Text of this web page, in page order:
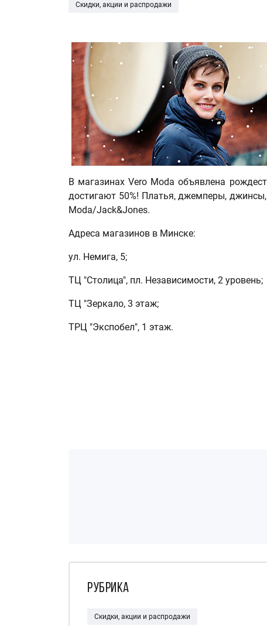
Скидки, акции и распродажи
В магазинах Vero Moda объявлена
достигают 50%! Платья, джемперы,
Moda/Jack&Jones.
Адреса магазинов в Минске:
ул. Немига, 5;
ТЦ "Столица", пл. Независимости, 2 уровень;
ТЦ "Зеркало, 3 этаж;
ТРЦ "Экспобел", 1 этаж.
Рубрика
Скидки, акции и распродажи